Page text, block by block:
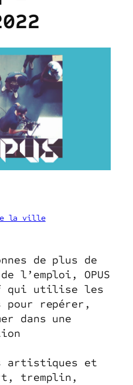
la ville
de plus de
l’emploi, OPUS
qui utilise les
pour repérer,
dans une
artistiques et
tremplin,